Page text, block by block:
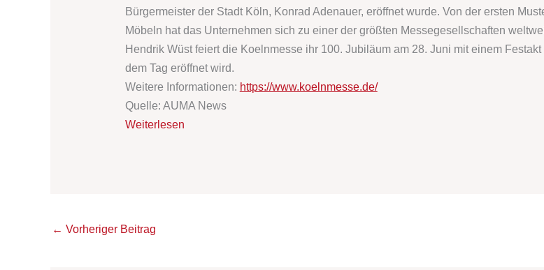
Bürgermeister der Stadt Köln, Konrad Adenauer, eröffnet wurde. Von der ersten
Möbeln hat das Unternehmen sich zu einer der größten Messegesellschaften
Hendrik Wüst feiert die Koelnmesse ihr 100. Jubiläum am 28. Juni mit einem
dem Tag eröffnet wird.
Weitere Informationen: https://www.koelnmesse.de/
Quelle: AUMA News
Weiterlesen
← Vorheriger Beitrag